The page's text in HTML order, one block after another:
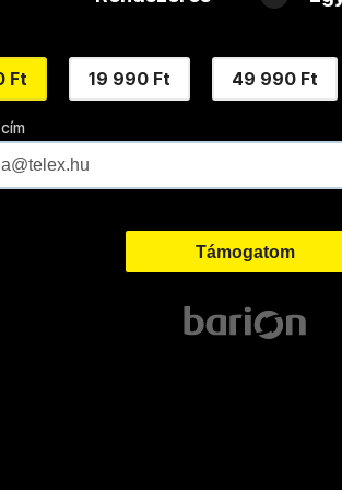
Ft 19 990 Ft 49 990 Ft